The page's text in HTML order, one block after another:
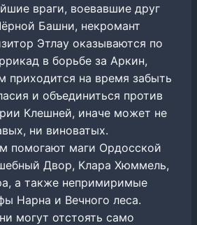
враги, воевавшие друг
Башни, некромант
Этлау оказываются по
в борьбе за Аркин,
приходится на время забыть
и объединиться против
Клешней, иначе может не
ни виноватых.
помогают маги Ордосской
Двор, Клара Хюммель,
а также непримиримые
Нарна и Вечного леса.
могут отстоять само